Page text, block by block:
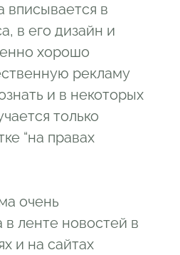
вписывается в
в его дизайн и
хорошо
рекламу
и в некоторых
только
“на правах
очень
в ленте новостей в
и на сайтах